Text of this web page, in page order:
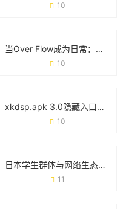
10
当Over Flow成为日常：那些藏不住的“溢出”真相
10
xkdsp.apk 3.0隐藏入口特色：如何用细节设计重新定义工具体验
10
日本学生群体与网络生态：从“tube8日本videos学生”现象说起
11